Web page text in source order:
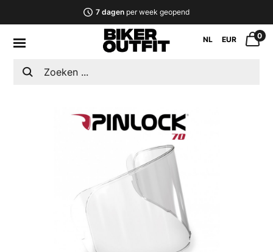
7 dagenper week geopend
NL EUR 0